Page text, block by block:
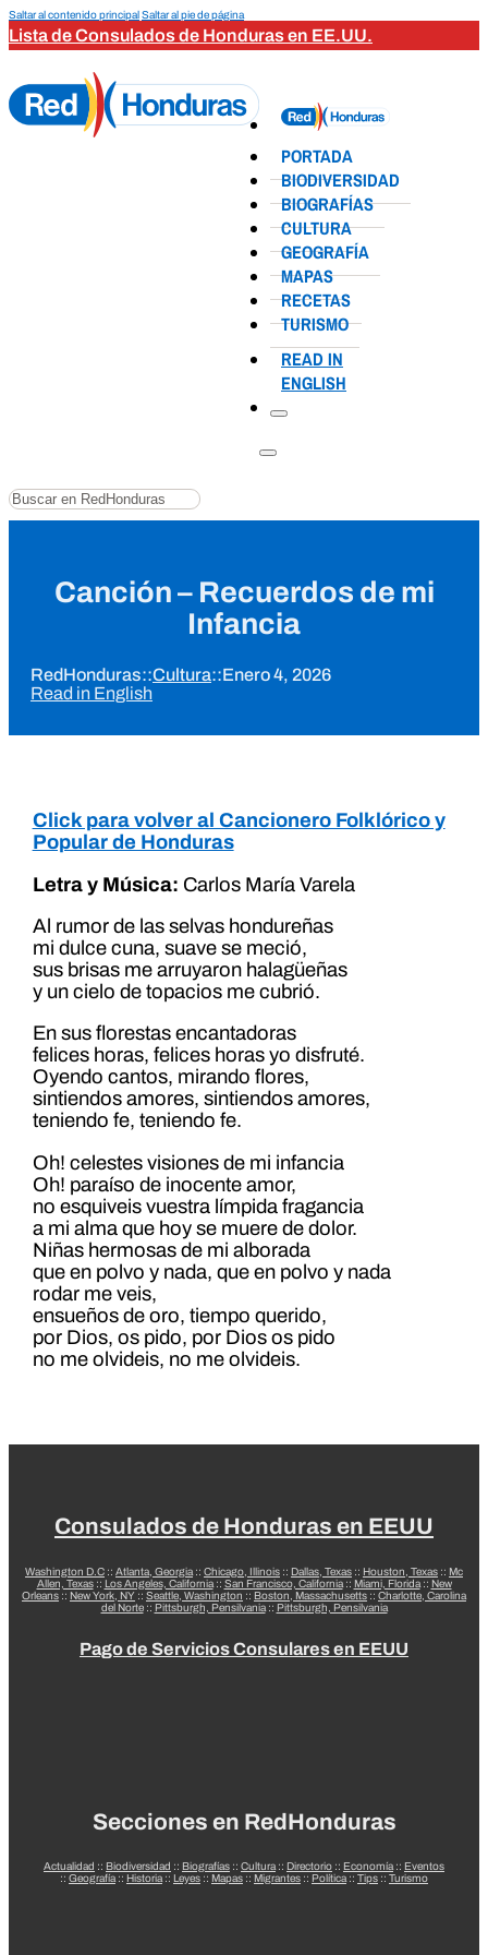
Saltar al contenido principalSaltar al pie de página
Lista de Consulados de Honduras en EE.UU.
PORTADA
BIODIVERSIDAD
BIOGRAFÍAS
CULTURA
GEOGRAFÍA
MAPAS
RECETAS
TURISMO
READ IN
ENGLISH
Buscar
Canción – Recuerdos de mi
Infancia
RedHonduras::Cultura::Enero 4, 2026
Read in English
Click para volver al Cancionero Folklórico y
Popular de Honduras
Letra y Música: Carlos María Varela
Al rumor de las selvas hondureñas
mi dulce cuna, suave se meció,
sus brisas me arruyaron halagüeñas
y un cielo de topacios me cubrió.
En sus florestas encantadoras
felices horas, felices horas yo disfruté.
Oyendo cantos, mirando flores,
sintiendos amores, sintiendos amores,
teniendo fe, teniendo fe.
Oh! celestes visiones de mi infancia
Oh! paraíso de inocente amor,
no esquiveis vuestra límpida fragancia
a mi alma que hoy se muere de dolor.
Niñas hermosas de mi alborada
que en polvo y nada, que en polvo y nada
rodar me veis,
ensueños de oro, tiempo querido,
por Dios, os pido, por Dios os pido
no me olvideis, no me olvideis.
Consulados de Honduras en EEUU
Washington D.C :: Atlanta, Georgia:: Chicago, Illinois :: Dallas, Texas :: Houston, Texas :: Mc
Allen, Texas:: Los Angeles, California:: San Francisco, California:: Miami, Florida:: New
Orleans :: New York, NY :: Seattle, Washington :: Boston, Massachusetts :: Charlotte, Carolina
del Norte:: Pittsburgh, Pensilvania:: Pittsburgh, Pensilvania
Pago de Servicios Consulares en EEUU
Secciones en RedHonduras
Actualidad :: Biodiversidad :: Biografías :: Cultura:: Directorio :: Economía:: Eventos
:: Geografía:: Historia:: Leyes :: Mapas :: Migrantes :: Política:: Tips :: Turismo